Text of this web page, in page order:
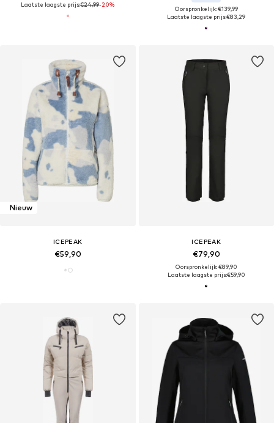
Laatste laagste prijs:€24,99-20%
Oorspronkelijk: €139,99
Laatste laagste prijs:€83,29
Nieuw
ICEPEAK
€59,90
ICEPEAK
€79,90
Oorspronkelijk: €89,90
Laatste laagste prijs:€59,90